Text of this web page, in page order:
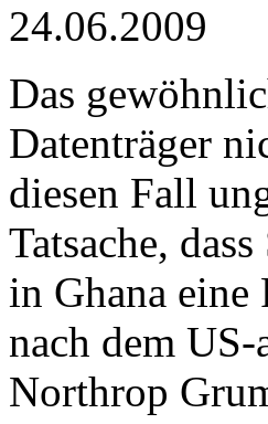
24.06.2009
Das
Datenträger
diesen Fall
Tatsache,
in Ghana eine
nach dem
Northrop